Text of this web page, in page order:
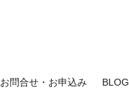
お問合せ・お申込み BLOG